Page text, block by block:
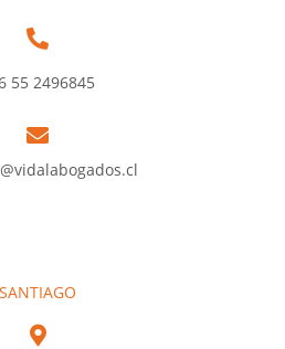
55 2496845
SANTIAGO